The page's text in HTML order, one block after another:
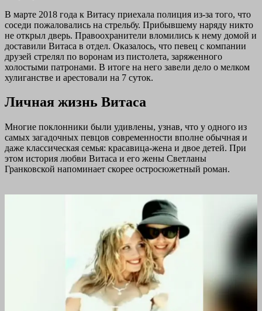
В марте 2018 года к Витасу приехала полиция из-за того, что
соседи пожаловались на стрельбу. Прибывшему наряду никто
не открыл дверь. Правоохранители вломились к нему домой и
доставили Витаса в отдел. Оказалось, что певец с компании
друзей стрелял по воронам из пистолета, заряженного
холостыми патронами. В итоге на него завели дело о мелком
хулиганстве и арестовали на 7 суток.
Личная жизнь Витаса
Многие поклонники были удивлены, узнав, что у одного из
самых загадочных певцов современности вполне обычная и
даже классическая семья: красавица-жена и двое детей. При
этом история любви Витаса и его жены Светланы
Гранковской напоминает скорее остросюжетный роман.